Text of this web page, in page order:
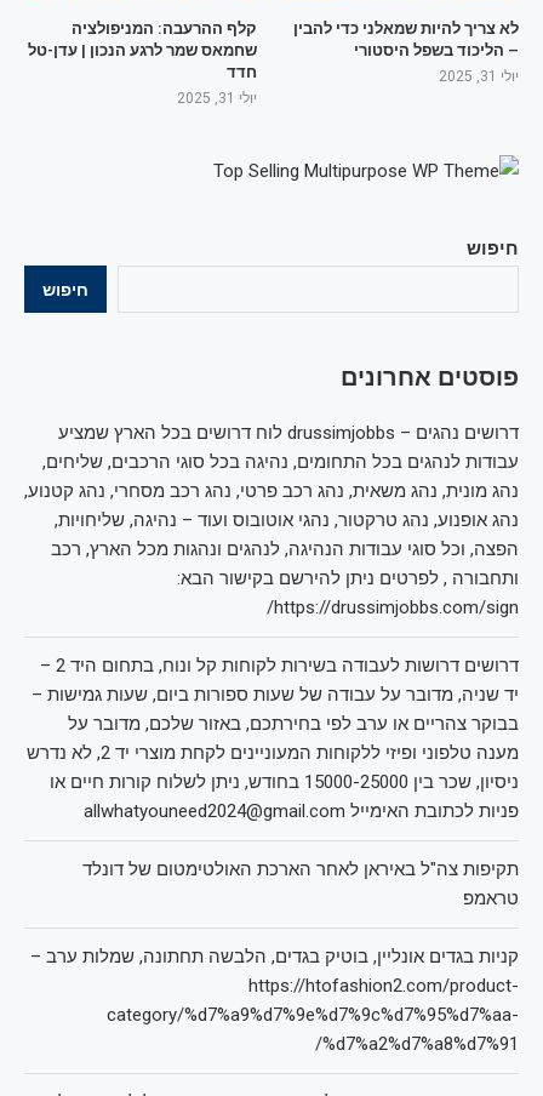
חיפוש
חיפוש
פוסטים אחרונים
דרושים נהגים – drussimjobbs לוח דרושים בכל הארץ שמציע
עבודות לנהגים בכל התחומים, נהיגה בכל סוגי הרכבים, שליחים,
נהג מונית, נהג משאית, נהג רכב פרטי, נהג רכב מסחרי, נהג קטנוע,
נהג אופנוע, נהג טרקטור, נהגי אוטובוס ועוד – נהיגה, שליחויות,
הפצה, וכל סוגי עבודות הנהיגה, לנהגים ונהגות מכל הארץ, רכב
ותחבורה , לפרטים ניתן להירשם בקישור הבא:
https://drussimjobbs.com/sign/
דרושים דרושות לעבודה בשירות לקוחות קל ונוח, בתחום היד 2 –
יד שניה, מדובר על עבודה של שעות ספורות ביום, שעות גמישות –
בבוקר צהריים או ערב לפי בחירתכם, באזור שלכם, מדובר על
מענה טלפוני ופיזי ללקוחות המעוניינים לקחת מוצרי יד 2, לא נדרש
ניסיון, שכר בין 15000-25000 בחודש, ניתן לשלוח קורות חיים או
פניות לכתובת האימייל allwhatyouneed2024@gmail.com
תקיפות צה"ל באיראן לאחר הארכת האולטימטום של דונלד
טראמפ
קניות בגדים אונליין, בוטיק בגדים, הלבשה תחתונה, שמלות ערב –
https://htofashion2.com/product-
category/%d7%a9%d7%9e%d7%9c%d7%95%d7%aa-
%d7%a2%d7%a8%d7%91/
לא צריך להיות שמאלני כדי להבין
– הליכוד בשפל היסטורי
יולי 31, 2025
קלף ההרעבה: המניפולציה
שחמאס שמר לרגע הנכון | עדן-טל
חדד
יולי 31, 2025